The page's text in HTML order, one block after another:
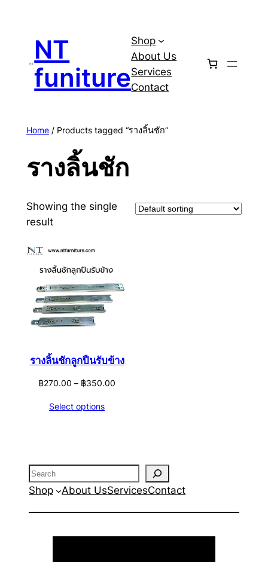
contentNT
funiture
Shop
About Us
Services
Contact
Home/ Products tagged “รางลิ้นชัก”
รางลิ้นชัก
Showing the single
result
รางลิ้นชักลูกปืนรับข้าง
฿270.00 – ฿350.00
Select options
Search
Shop
About UsServicesContact